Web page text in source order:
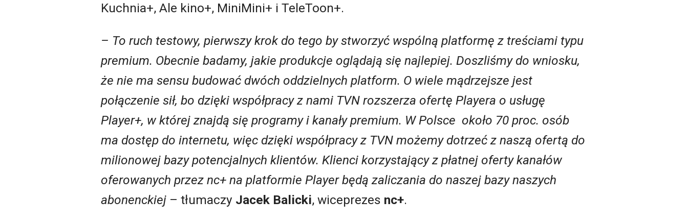
Kuchnia+, Ale kino+, MiniMini+ i TeleToon+.
– To ruch testowy, pierwszy krok do tego by stworzyć wspólną platformę z treściami typu
premium. Obecnie badamy, jakie produkcje oglądają się najlepiej. Doszliśmy do wniosku,
że nie ma sensu budować dwóch oddzielnych platform. O wiele mądrzejsze jest
połączenie sił, bo dzięki współpracy z nami TVN rozszerza ofertę Playera o usługę
Player+, w której znajdą się programy i kanały premium. W Polsce około 70 proc. osób
ma dostęp do internetu, więc dzięki współpracy z TVN możemy dotrzeć z naszą ofertą do
milionowej bazy potencjalnych klientów. Klienci korzystający z płatnej oferty kanałów
oferowanych przez nc+ na platformie Player będą zaliczania do naszej bazy naszych
abonenckiej – tłumaczy Jacek Balicki, wiceprezes nc+.